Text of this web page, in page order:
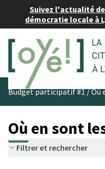
Suivez l'actualité
démocratie locale à
Budget participatif #1/Où
Où en sont
Filtrer et rechercher